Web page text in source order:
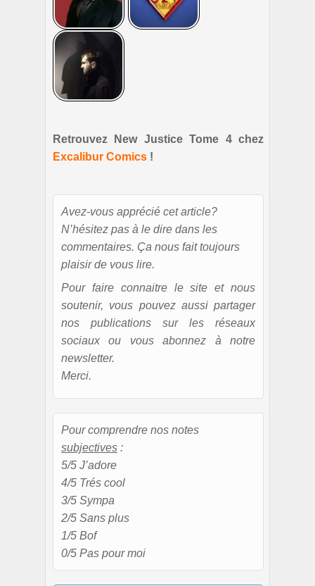
Retrouvez New Justice Tome 4 chez
Excalibur Comics !
Avez-vous apprécié cet article?
N’hésitez pas à le dire dans les
commentaires. Ça nous fait toujours
plaisir de vous lire.
Pour faire connaitre le site et nous
soutenir, vous pouvez aussi partager
nos publications sur les réseaux
sociaux ou vous abonnez à notre
newsletter.
Merci.
Pour comprendre nos notes
subjectives :
5/5 J’adore
4/5 Trés cool
3/5 Sympa
2/5 Sans plus
1/5 Bof
0/5 Pas pour moi